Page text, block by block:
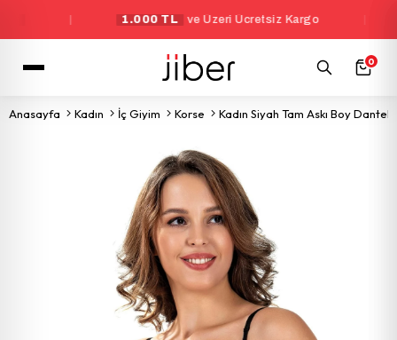
1.000 TL ve Üzeri Ücretsiz Kargo
0
Anasayfa Kadın İç Giyim Korse Kadın Siyah Tam Askı Boy